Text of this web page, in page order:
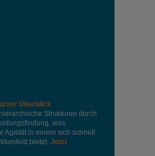
Überblick
Strukturen durch
was
Agilität in einem sich schnell
bietet. Jetzt